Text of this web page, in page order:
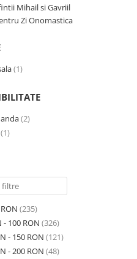
Mihail si Gavriil
Zi Onomastica
(1)
(2)
(1)
(235)
- 100 RON (326)
- 150 RON (121)
- 200 RON (48)